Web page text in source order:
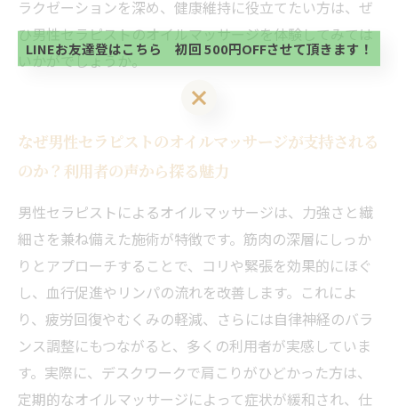
ラクゼーションを深め、健康維持に役立てたい方は、ぜ
ひ男性セラピストのオイルマッサージを体験してみては
いかがでしょうか。
なぜ男性セラピストのオイルマッサージが支持される
のか？利用者の声から探る魅力
男性セラピストによるオイルマッサージは、力強さと繊
細さを兼ね備えた施術が特徴です。筋肉の深層にしっか
りとアプローチすることで、コリや緊張を効果的にほぐ
し、血行促進やリンパの流れを改善します。これによ
り、疲労回復やむくみの軽減、さらには自律神経のバラ
ンス調整にもつながると、多くの利用者が実感していま
す。実際に、デスクワークで肩こりがひどかった方は、
定期的なオイルマッサージによって症状が緩和され、仕
当サロンの公式LINE@にお友達登録頂いたお客様は
初回 500円OFFさせて頂きます。 既に 追加済の
方、不必要な方 お手数ですが、✖印でお閉じ下さ
い。
LINEお友達登はこちら 初回 500円OFFさせて頂きます！
い。
LINEお友達登はこちら 初回 500円OFFさせて頂きます！